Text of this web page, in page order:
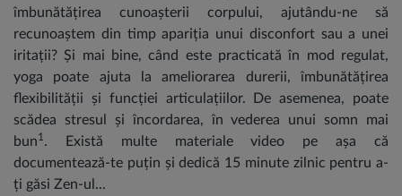
îmbunătățirea cunoașterii corpului, ajutându-ne să
recunoaștem din timp apariția unui disconfort sau a unei
iritații? Și mai bine, când este practicată în mod regulat,
yoga poate ajuta la ameliorarea durerii, îmbunătățirea
flexibilității și funcției articulațiilor. De asemenea, poate
scădea stresul și încordarea, în vederea unui somn mai
bun1 . Există multe materiale video pe așa că
documentează-te puțin și dedică 15 minute zilnic pentru a-
ți găsi Zen-ul...